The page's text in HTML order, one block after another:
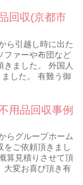
回収(京都市
ら引越し時に出た
ファーや布団など
きました。 外国人
した。 有難う御
用品回収事例
らグループホーム
をご依頼頂きまし
算見積りさせて頂
大変お喜び頂き有